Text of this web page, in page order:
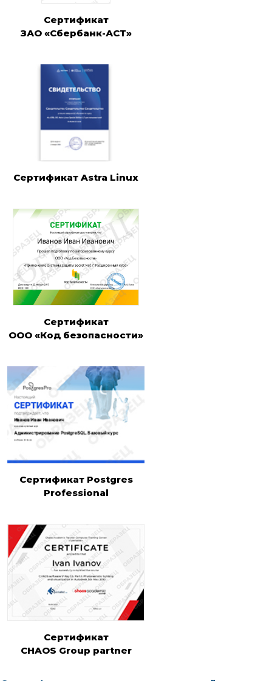
Сертификат
ЗАО «Сбербанк-АСТ»
Cертификат Astra Linux
Сертификат
ООО «Код безопасности»
Сертификат Postgres
Professional
Сертификат
CHAOS Group partner